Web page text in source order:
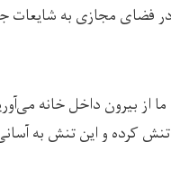
فضای مجازی به شایعات
از بیرون داخل خانه
کرده و این تنش به